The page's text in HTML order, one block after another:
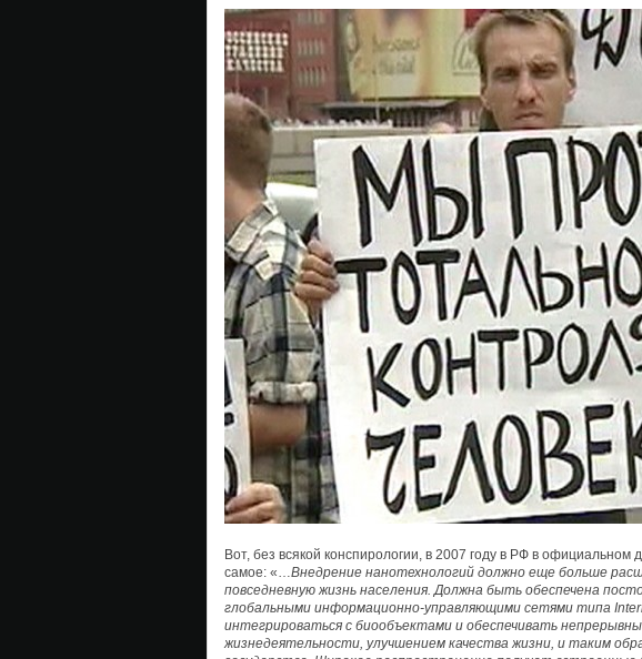
Вот, без всякой конспирологии, в 2007 году в РФ в официальном
самое: «…Внедрение нанотехнологий должно еще больше
повседневную жизнь населения. Должна быть обеспечена
глобальными информационно-управляющими сетями типа
интегрироваться с биообъектами и обеспечивать
жизнедеятельности, улучшением качества жизни, и таким